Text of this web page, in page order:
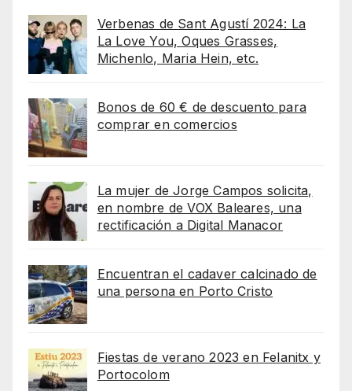
Verbenas de Sant Agustí 2024: La
La Love You, Oques Grasses,
Michenlo, Maria Hein, etc.
Bonos de 60 € de descuento para
comprar en comercios
La mujer de Jorge Campos solicita,
en nombre de VOX Baleares, una
rectificación a Digital Manacor
Encuentran el cadaver calcinado de
una persona en Porto Cristo
Fiestas de verano 2023 en Felanitx y
Portocolom